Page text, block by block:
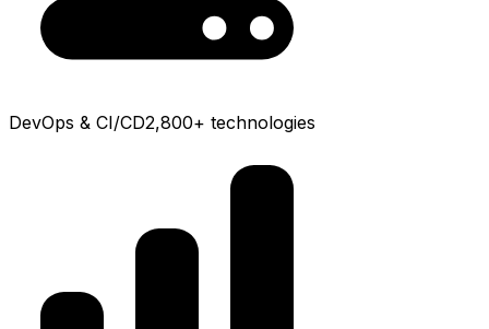
DevOps & CI/CD2,800+ technologies